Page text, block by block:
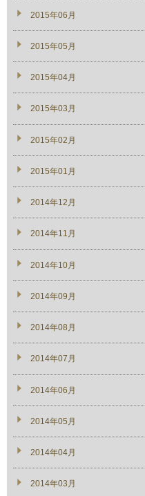
2015年06月
2015年05月
2015年04月
2015年03月
2015年02月
2015年01月
2014年12月
2014年11月
2014年10月
2014年09月
2014年08月
2014年07月
2014年06月
2014年05月
2014年04月
2014年03月